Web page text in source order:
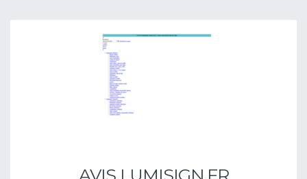
AVIS LUMISIGN.FR